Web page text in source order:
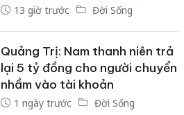
13 giờ trước Đời Sống
Quảng Trị: Nam thanh niên trả
lại 5 tỷ đồng cho người chuyển
nhầm vào tài khoản
1 ngày trước Đời Sống